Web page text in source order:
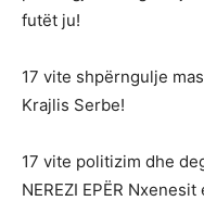
futët ju!
17 vite shpërngulje
Krajlis Serbe!
17 vite politizim dhe
NEREZI EPËR